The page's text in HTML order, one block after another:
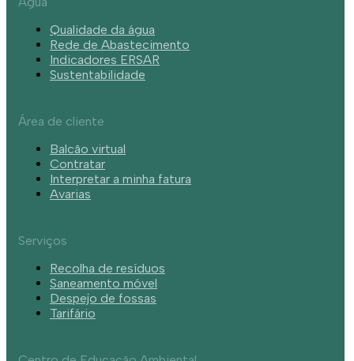
Qualidade da água
Rede de Abastecimento
Indicadores ERSAR
Sustentabilidade
Área de cliente
Balcão virtual
Contratar
Interpretar a minha fatura
Avarias
Serviços
Recolha de resíduos
Saneamento móvel
Despejo de fossas
Tarifário